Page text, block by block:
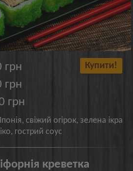
грн
грн
грн
Купити!
свіжий огірок, зелена ікра
гострий соус
креветка